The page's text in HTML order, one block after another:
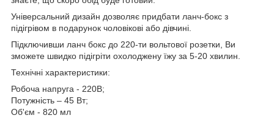
Універсальний дизайн дозволяє придбати ланч-бокс з
підігрівом в подарунок чоловікові або дівчині.
Підключивши ланч бокс до 220-ти вольтової розетки, Ви
зможете швидко підігріти охолоджену їжу за 5-20 хвилин.
Технічні характеристики:
Робоча напруга - 220В;
Потужність – 45 Вт;
Об'єм - 820 мл